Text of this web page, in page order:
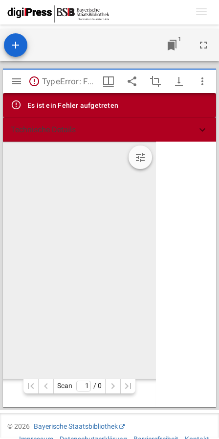
1
Mirador
Viewer
TypeError: Failed to fetch
Es ist ein Fehler aufgetreten
Technische Details
Scan / 0
©2026
Bayerische Staatsbibliothek